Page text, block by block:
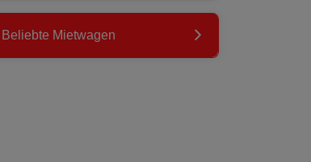
Beliebte Mietwagen